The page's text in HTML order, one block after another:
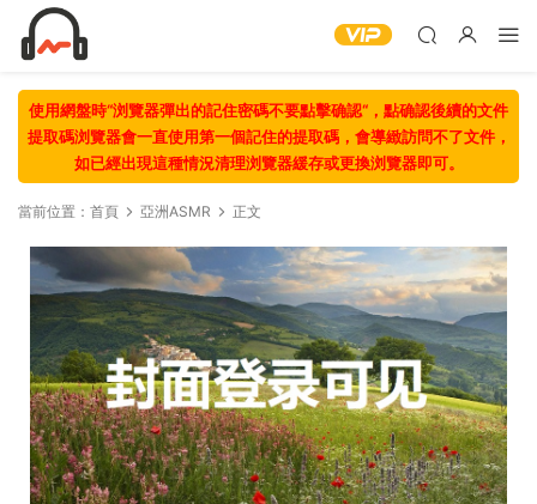
使用網盤時“浏覽器彈出的記住密碼不要點擊确認“，點确認後續的文件
提取碼浏覽器會一直使用第一個記住的提取碼，會導緻訪問不了文件，
如已經出現這種情況清理浏覽器緩存或更換浏覽器即可。
當前位置： 首頁 亞洲ASMR 正文